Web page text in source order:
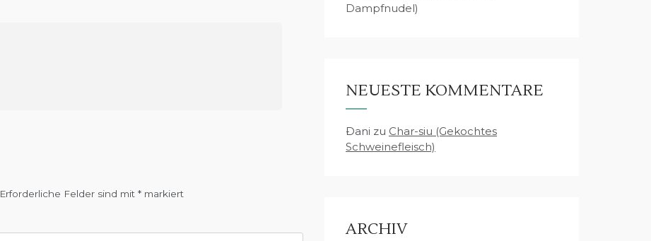
Erforderliche Felder sind mit * markiert
Dampfnudel)
NEUESTE KOMMENTARE
Dani zu Char-siu (Gekochtes
Schweinefleisch)
ARCHIV